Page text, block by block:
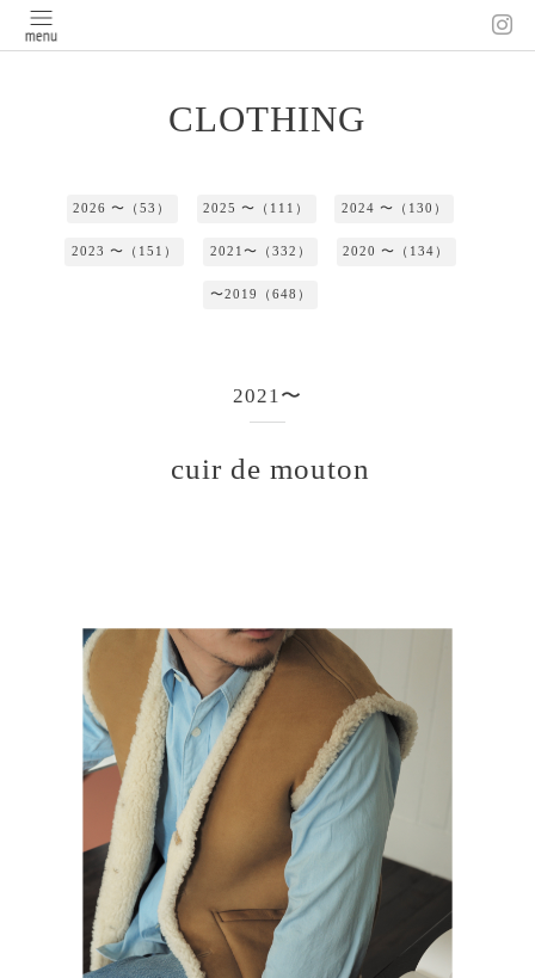
CLOTHING
2026 〜（53） 2025 〜（111） 2024 〜（130）
2023 〜（151） 2021〜（332） 2020 〜（134）
〜2019（648）
2021〜
cuir de mouton